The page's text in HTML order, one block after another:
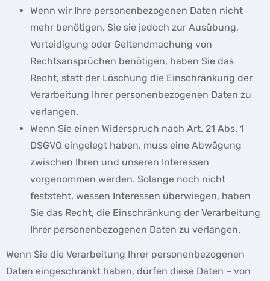
Wenn wir Ihre personenbezogenen Daten nicht
mehr benötigen, Sie sie jedoch zur Ausübung,
Verteidigung oder Geltendmachung von
Rechtsansprüchen benötigen, haben Sie das
Recht, statt der Löschung die Einschränkung der
Verarbeitung Ihrer personenbezogenen Daten zu
verlangen.
Wenn Sie einen Widerspruch nach Art. 21 Abs. 1
DSGVO eingelegt haben, muss eine Abwägung
zwischen Ihren und unseren Interessen
vorgenommen werden. Solange noch nicht
feststeht, wessen Interessen überwiegen, haben
Sie das Recht, die Einschränkung der Verarbeitung
Ihrer personenbezogenen Daten zu verlangen.
Wenn Sie die Verarbeitung Ihrer personenbezogenen
Daten eingeschränkt haben, dürfen diese Daten – von